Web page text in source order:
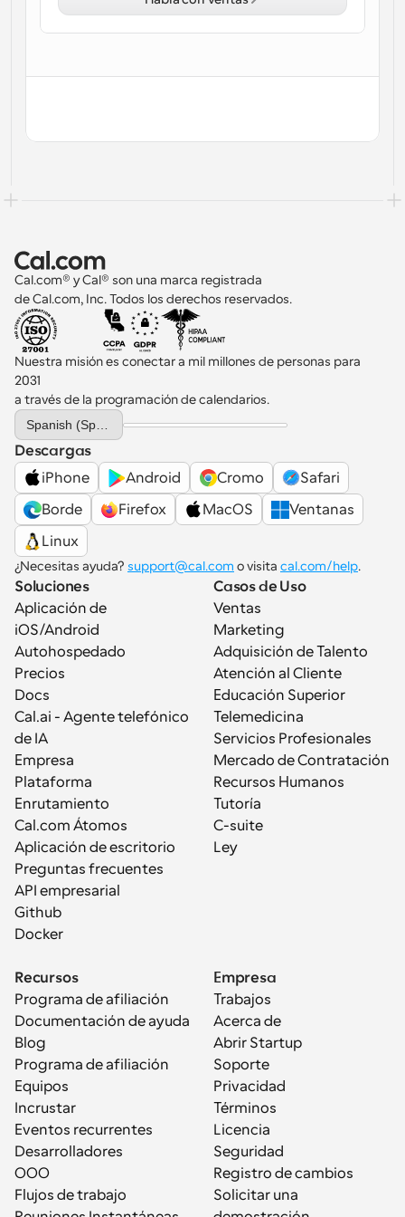
Webhooks
Recibe notificaciones cuando ocurra algo
Cal.com® y Cal® son una marca registrada
de Cal.com, Inc. Todos los derechos reservados.
Nuestra misión es conectar a mil millones de personas para
2031
a través de la programación de calendarios.
Select Language
Descargas
iPhone
Android Cromo
Safari
Borde
Firefox MacOS
Ventanas
Linux
¿Necesitas ayuda? support@cal.com o visita cal.com/help.
Soluciones
Aplicación de
iOS/Android
Autohospedado
Precios
Docs
Cal.ai - Agente telefónico
de IA
Empresa
Plataforma
Enrutamiento
Cal.com Átomos
Aplicación de escritorio
Preguntas frecuentes
API empresarial
Github
Docker
Casos de Uso
Ventas
Marketing
Adquisición de Talento
Atención al Cliente
Educación Superior
Telemedicina
Servicios Profesionales
Mercado de Contratación
Recursos Humanos
Tutoría
C-suite
Ley
Recursos
Programa de afiliación
Documentación de ayuda
Blog
Programa de afiliación
Equipos
Incrustar
Eventos recurrentes
Desarrolladores
OOO
Flujos de trabajo
Empresa
Trabajos
Acerca de
Abrir Startup
Soporte
Privacidad
Términos
Licencia
Seguridad
Registro de cambios
Solicitar una